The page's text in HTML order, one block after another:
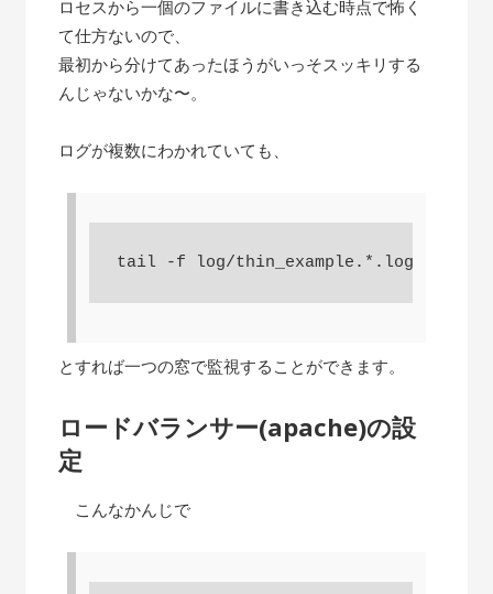
ロセスから一個のファイルに書き込む時点で怖く
て仕方ないので、
最初から分けてあったほうがいっそスッキリする
んじゃないかな〜。
ログが複数にわかれていても、
tail -f log/thin_example.*.log
とすれば一つの窓で監視することができます。
ロードバランサー(apache)の設
定
こんなかんじで